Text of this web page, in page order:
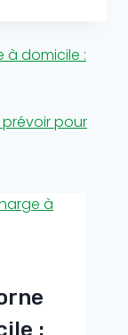
à domicile :
prévoir pour
: